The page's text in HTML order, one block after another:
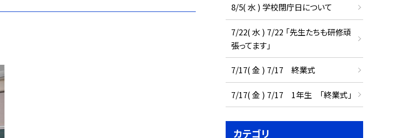
8/5( 水 ) 学校閉庁日について
7/22( 水 ) 7/22 「先生たちも研修頑
張ってます」
7/17( 金 ) 7/17 終業式
7/17( 金 ) 7/17 1年生 「終業式」
カテゴリ